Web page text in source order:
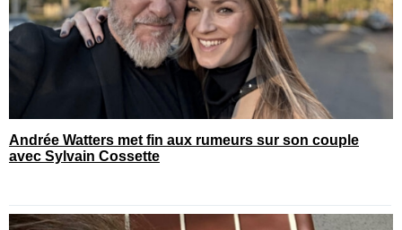
Andrée Watters met fin aux rumeurs sur son couple
avec Sylvain Cossette